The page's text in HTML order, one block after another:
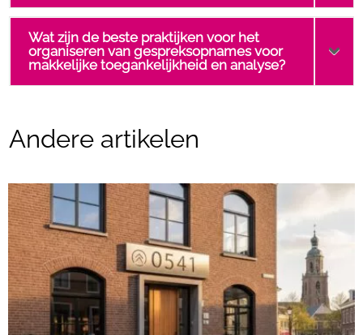
Wat zijn de beste praktijken voor het
organiseren van gespreksopnames voor
makkelijke toegankelijkheid en analyse?
Andere artikelen